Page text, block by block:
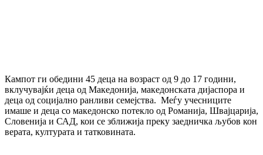
Кампот ги обедини 45 деца на возраст од 9 до 17 години,
вклучувајќи деца од Македонија, македонската дијаспора и
деца од социјално ранливи семејства. Меѓу учесниците
имаше и деца со македонско потекло од Романија, Швајцарија,
Словенија и САД, кои се зближија преку заедничка љубов кон
верата, културата и татковината.